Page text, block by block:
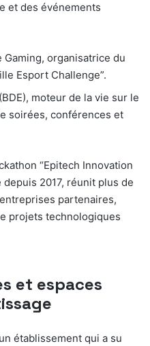
et des événements
Gaming, organisatrice du
Esport Challenge”.
moteur de la vie sur le
soirées, conférences et
“Epitech Innovation
depuis 2017, réunit plus de
partenaires,
projets technologiques
et espaces
établissement qui a su